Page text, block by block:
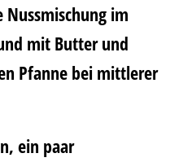
im
mit Butter und
Pfanne bei mittlerer
ein paar